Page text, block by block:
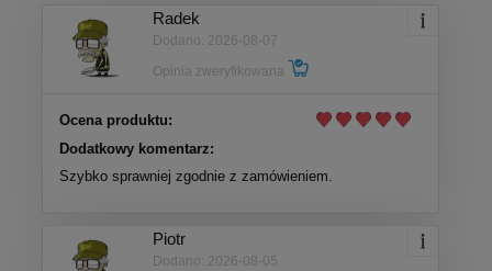
Radek
Dodano: 2026-08-07
Opinia zweryfikowana
Ocena produktu:
Dodatkowy komentarz:
Szybko sprawniej zgodnie z zamówieniem.
Piotr
Dodano: 2026-08-05